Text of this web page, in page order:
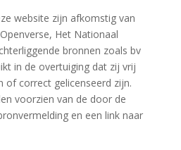
website zijn afkomstig van
Het Nationaal
bronnen zoals bv
in de overtuiging dat zij vrij
of correct gelicenseerd zijn.
voorzien van de door de
en een link naar